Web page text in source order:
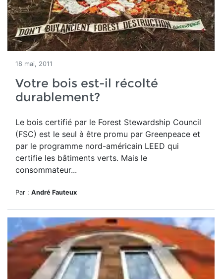
18 mai, 2011
Votre bois est-il récolté
durablement?
Le bois certifié par le Forest Stewardship Council
(FSC) est le seul à être promu par Greenpeace et
par le programme nord-américain LEED qui
certifie les bâtiments verts. Mais le
consommateur...
Par : André Fauteux